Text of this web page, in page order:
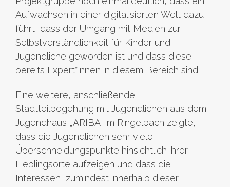
Aufwachsen in einer digitalisierten Welt dazu
führt, dass der Umgang mit Medien zur
Selbstverständlichkeit für Kinder und
Jugendliche geworden ist und dass diese
bereits Expert*innen in diesem Bereich sind.
Eine weitere, anschließende
Stadtteilbegehung mit Jugendlichen aus dem
Jugendhaus „ARIBA“ im Ringelbach zeigte,
dass die Jugendlichen sehr viele
Überschneidungspunkte hinsichtlich ihrer
Lieblingsorte aufzeigen und dass die
Interessen, zumindest innerhalb dieser